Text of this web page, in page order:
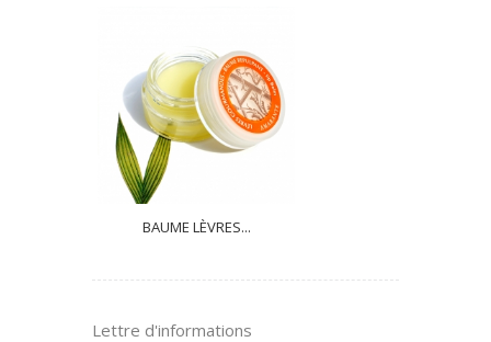
BAUME LÈVRES...
Lettre d'informations